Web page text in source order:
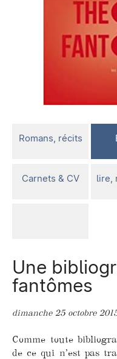
Romans, récits
Carnets & CV lire,
Une
fantômes
dimanche 25 octobre
Comme toute
de ce qui n’est pas